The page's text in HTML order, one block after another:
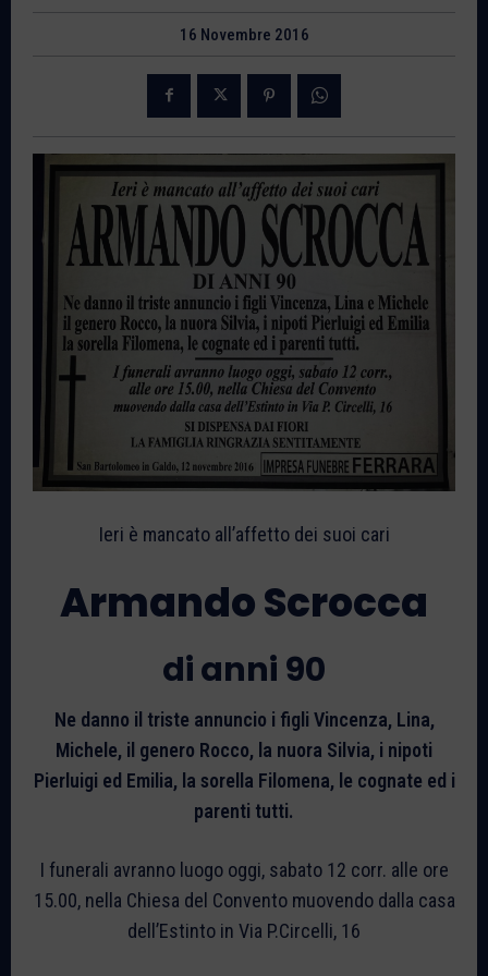
16 Novembre 2016
Ieri è mancato all’affetto dei suoi cari
Armando Scrocca
di anni 90
Ne danno il triste annuncio i figli Vincenza, Lina,
Michele, il genero Rocco, la nuora Silvia, i nipoti
Pierluigi ed Emilia, la sorella Filomena, le cognate ed i
parenti tutti.
I funerali avranno luogo oggi, sabato 12 corr. alle ore
15.00, nella Chiesa del Convento muovendo dalla casa
dell’Estinto in Via P.Circelli, 16